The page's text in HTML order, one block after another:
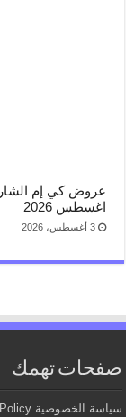
اغسطس 2026
3 أغسطس، 2026
صفحات تهمك
سياسة الخصوصية Privacy Policy